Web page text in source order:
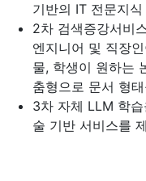
기반의 IT 전문지
2차 검색증강서비
엔지니어 및 직장
물, 학생이 원하는
춤형으로 문서 형
3차 자체 LLM 학
술 기반 서비스를